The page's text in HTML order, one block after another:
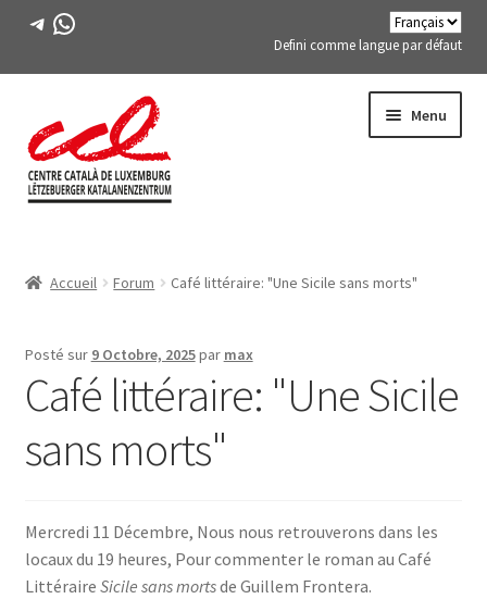
Télégramme
WhatsApp
Defini comme langue par défaut
la
navigation
au
contenu
Menu
ACTIVITÉS
COURS
MEMBRES DE FES-TE
LIVRE
SE CONNECTER
Accueil Forum Café littéraire: "Une Sicile sans morts"
Posté sur 9 Octobre, 2025par max
Café littéraire: "Une Sicile
sans morts"
Mercredi 11 Décembre, Nous nous retrouverons dans les
locaux du 19 heures, Pour commenter le roman au Café
Littéraire Sicile sans mortsde Guillem Frontera.